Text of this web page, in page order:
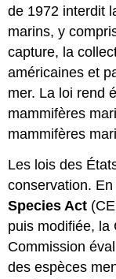
de 1972 interdit
marins, y
capture, la
américaines et
mer. La loi rend
mammifères
mammifères
Les lois des
conservation.
Species Act
puis modifiée, la
Commission
des espèces